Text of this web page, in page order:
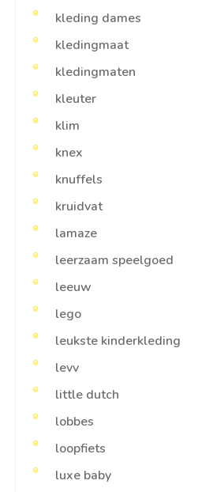
kleding dames
kledingmaat
kledingmaten
kleuter
klim
knex
knuffels
kruidvat
lamaze
leerzaam speelgoed
leeuw
lego
leukste kinderkleding
levv
little dutch
lobbes
loopfiets
luxe baby